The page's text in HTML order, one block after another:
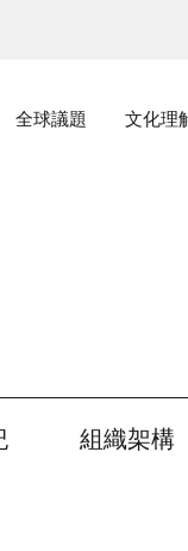
全球議題 文化理
組織架構